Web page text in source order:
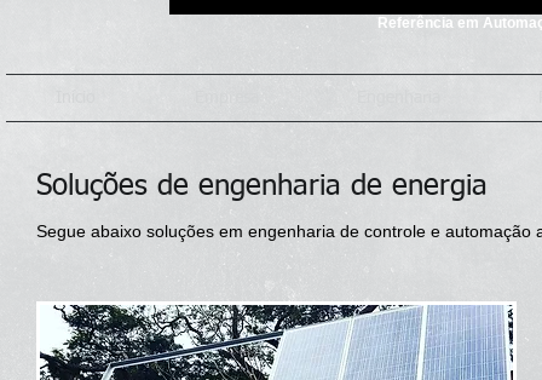
Referência em
Soluções de engenharia de energia
Segue abaixo soluções em engenharia de controle e automação